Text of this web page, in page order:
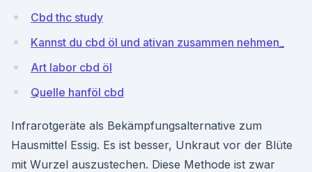
Cbd thc study
Kannst du cbd öl und ativan zusammen nehmen_
Art labor cbd öl
Quelle hanföl cbd
Infrarotgeräte als Bekämpfungsalternative zum
Hausmittel Essig. Es ist besser, Unkraut vor der Blüte
mit Wurzel auszustechen. Diese Methode ist zwar